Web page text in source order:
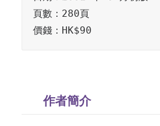
頁數：280頁
價錢：HK$90
作者簡介